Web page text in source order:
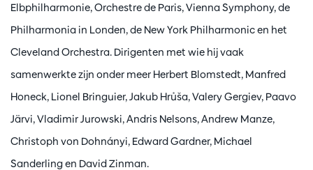
Elbphilharmonie, Orchestre de Paris, Vienna Symphony, de
Philharmonia in Londen, de New York Philharmonic en het
Cleveland Orchestra. Dirigenten met wie hij vaak
samenwerkte zijn onder meer Herbert Blomstedt, Manfred
Honeck, Lionel Bringuier, Jakub Hrůša, Valery Gergiev, Paavo
Järvi, Vladimir Jurowski, Andris Nelsons, Andrew Manze,
Christoph von Dohnányi, Edward Gardner, Michael
Sanderling en David Zinman.